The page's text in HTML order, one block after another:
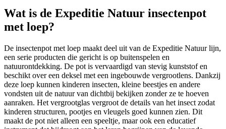
Wat is de Expeditie Natuur insectenpot
met loep?
De insectenpot met loep maakt deel uit van de Expeditie Natuur lijn,
een serie producten die gericht is op buitenspelen en
natuurontdekking. De pot is vervaardigd van stevig kunststof en
beschikt over een deksel met een ingebouwde vergrootlens. Dankzij
deze loep kunnen kinderen insecten, kleine beestjes en andere
vondsten uit de natuur van dichtbij bekijken zonder ze te hoeven
aanraken. Het vergrootglas vergroot de details van het insect zodat
kinderen structuren, pootjes en vleugels goed kunnen zien. Dit
maakt de pot niet alleen een speeltje, maar ook een educatief